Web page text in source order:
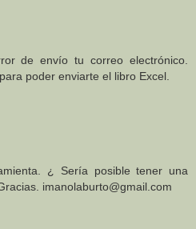
de envío tu correo electrónico.
poder enviarte el libro Excel.
¿ Sería posible tener una
imanolaburto@gmail.com